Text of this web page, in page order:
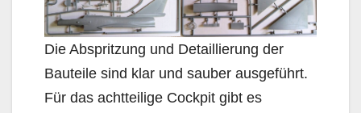
Die Abspritzung und Detaillierung der
Bauteile sind klar und sauber ausgeführt.
Für das achtteilige Cockpit gibt es